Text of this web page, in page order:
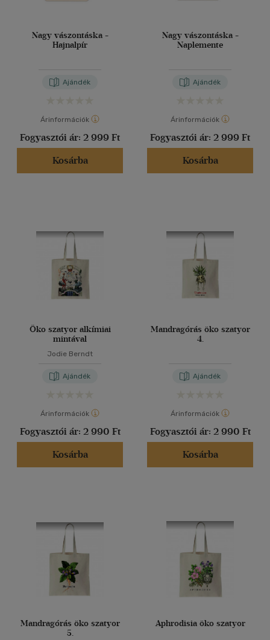
Nagy vászontáska -
Hajnalpír
Ajándék
Árinformációk
Fogyasztói ár: 2 999 Ft
Kosárba
Nagy vászontáska -
Naplemente
Ajándék
Árinformációk
Fogyasztói ár: 2 999 Ft
Kosárba
Öko szatyor alkímiai
mintával
Jodie Berndt
Ajándék
Árinformációk
Fogyasztói ár: 2 990 Ft
Kosárba
Mandragórás öko szatyor
4.
Ajándék
Árinformációk
Fogyasztói ár: 2 990 Ft
Kosárba
Mandragórás öko szatyor
5.
Aphrodisia öko szatyor